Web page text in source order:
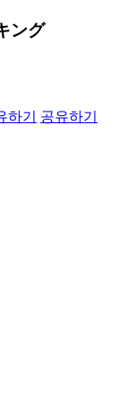
ング
하기 공유하기